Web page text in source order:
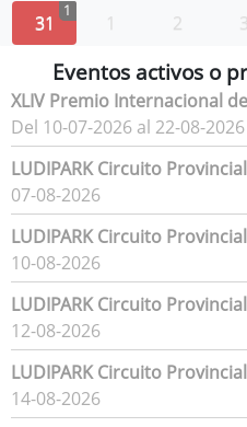
31 1 1 2 3
Eventos activos o
XLIV Premio Internacional
Del 10-07-2026 al 22-08-2026
LUDIPARK Circuito
07-08-2026
LUDIPARK Circuito
10-08-2026
LUDIPARK Circuito
12-08-2026
LUDIPARK Circuito
14-08-2026